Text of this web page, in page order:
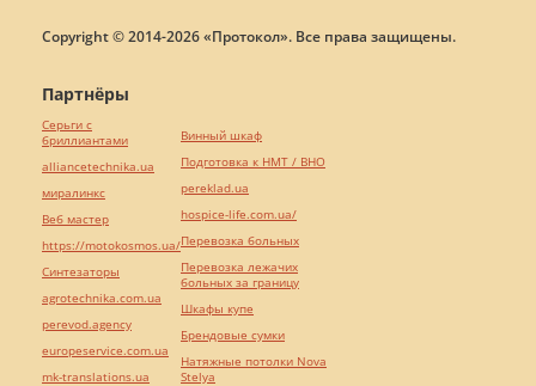
Copyright © 2014-2026 «Протокол». Все права защищены.
Партнёры
Серьги с
бриллиантами
alliancetechnika.ua
миралинкс
Веб мастер
https://motokosmos.ua/
Синтезаторы
agrotechnika.com.ua
perevod.agency
europeservice.com.ua
mk-translations.ua
Винный шкаф
Подготовка к НМТ / ВНО
pereklad.ua
hospice-life.com.ua/
Перевозка больных
Перевозка лежачих
больных за границу
Шкафы купе
Брендовые сумки
Натяжные потолки Nova
Stelya